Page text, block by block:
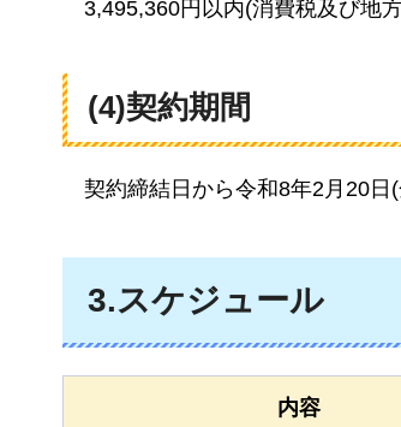
3,495,360円以内(消費税及び地
(4)契約期間
契約締結日から令和8年2月20日
3.スケジュール
内容